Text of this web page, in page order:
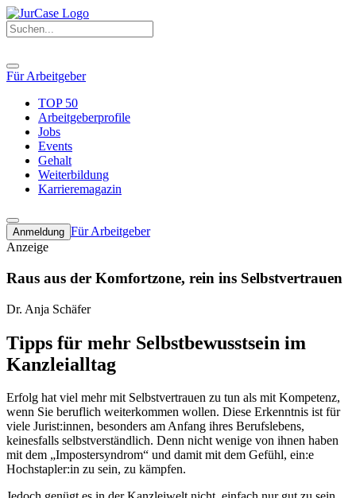
Für Arbeitgeber
TOP 50
Arbeitgeberprofile
Jobs
Events
Gehalt
Weiterbildung
Karrieremagazin
Anmeldung Für Arbeitgeber
Anzeige
Raus aus der Komfortzone, rein ins Selbstvertrauen
Dr. Anja Schäfer
Tipps für mehr Selbstbewusstsein im
Kanzleialltag
Erfolg hat viel mehr mit Selbstvertrauen zu tun als mit Kompetenz,
wenn Sie beruflich weiterkommen wollen. Diese Erkenntnis ist für
viele Jurist:innen, besonders am Anfang ihres Berufslebens,
keinesfalls selbstverständlich. Denn nicht wenige von ihnen haben
mit dem „Impostersyndrom“ und damit mit dem Gefühl, ein:e
Hochstapler:in zu sein, zu kämpfen.